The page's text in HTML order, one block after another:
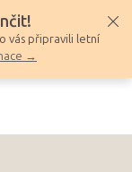
vás připravili letní
→